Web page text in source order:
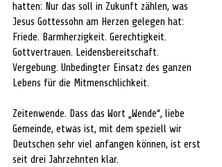
hatten: Nur das soll in Zukunft zählen, was
Jesus Gottessohn am Herzen gelegen hat:
Friede. Barmherzigkeit. Gerechtigkeit.
Gottvertrauen. Leidensbereitschaft.
Vergebung. Unbedingter Einsatz des ganzen
Lebens für die Mitmenschlichkeit.
Zeitenwende. Dass das Wort „Wende“, liebe
Gemeinde, etwas ist, mit dem speziell wir
Deutschen sehr viel anfangen können, ist erst
seit drei Jahrzehnten klar.